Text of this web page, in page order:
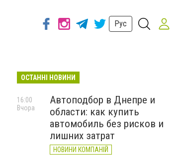
Рус
ОСТАННІ НОВИНИ
Автоподбор в Днепре и
области: как купить
автомобиль без рисков и
лишних затрат
НОВИНИ КОМПАНІЙ
16:00
Вчора